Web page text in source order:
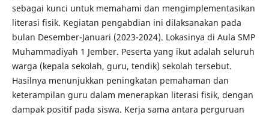
sebagai kunci untuk memahami dan mengimplementasikan
literasi fisik. Kegiatan pengabdian ini dilaksanakan pada
bulan Desember-Januari (2023-2024). Lokasinya di Aula SMP
Muhammadiyah 1 Jember. Peserta yang ikut adalah seluruh
warga (kepala sekolah, guru, tendik) sekolah tersebut.
Hasilnya menunjukkan peningkatan pemahaman dan
keterampilan guru dalam menerapkan literasi fisik, dengan
dampak positif pada siswa. Kerja sama antara perguruan